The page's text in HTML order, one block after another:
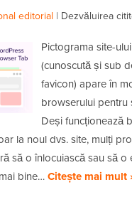
editorial | Dezvăluirea
Pictograma site-
(cunoscută și sub
favicon) apare în
browserului pentru
Deși funcționează
la noul dvs. site, mulți
să o înlocuiască sau să o
bine…Citește mai mult